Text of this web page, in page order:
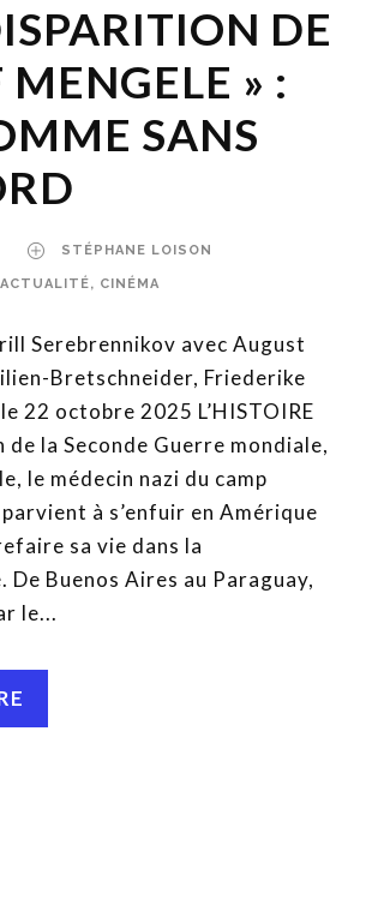
DE
MENGELE » :
SANS
STÉPHANE LOISON
ACTUALITÉ, CINÉMA
Serebrennikov avec August
Bretschneider, Friederike
22 octobre 2025 L’HISTOIRE
de la Seconde Guerre mondiale,
le médecin nazi du camp
à s’enfuir en Amérique
sa vie dans la
De Buenos Aires au Paraguay,
le...